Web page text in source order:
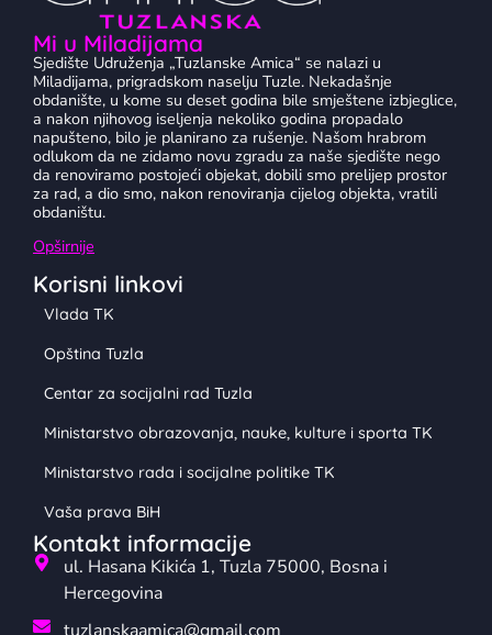
Mi u Miladijama
Sjedište Udruženja „Tuzlanske Amica“ se nalazi u
Miladijama, prigradskom naselju Tuzle. Nekadašnje
obdanište, u kome su deset godina bile smještene izbjeglice,
a nakon njihovog iseljenja nekoliko godina propadalo
napušteno, bilo je planirano za rušenje. Našom hrabrom
odlukom da ne zidamo novu zgradu za naše sjedište nego
da renoviramo postojeći objekat, dobili smo prelijep prostor
za rad, a dio smo, nakon renoviranja cijelog objekta, vratili
obdaništu.
Opširnije
Korisni linkovi
Vlada TK
Opština Tuzla
Centar za socijalni rad Tuzla
Ministarstvo obrazovanja, nauke, kulture i sporta TK
Ministarstvo rada i socijalne politike TK
Vaša prava BiH
Kontakt informacije
ul. Hasana Kikića 1, Tuzla 75000, Bosna i
Hercegovina